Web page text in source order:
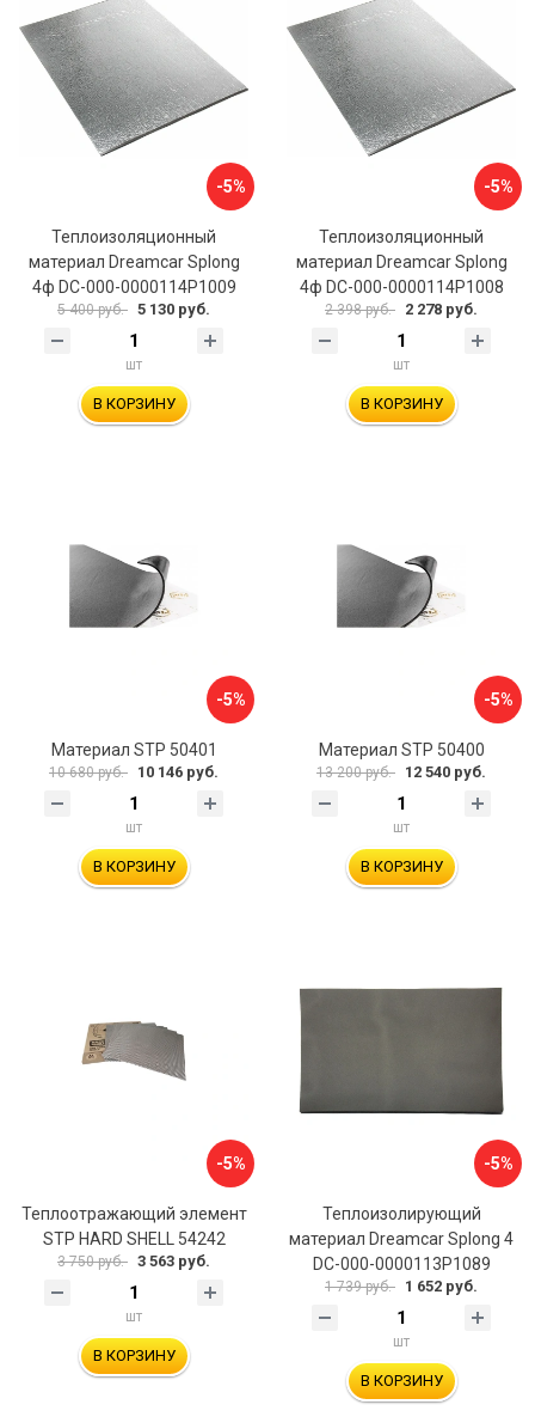
-5%
Теплоизоляционный
материал Dreamcar Splong
4ф DC-000-0000114P1009
5 400 руб. 5 130 руб.
шт
В КОРЗИНУ
-5%
Теплоизоляционный
материал Dreamcar Splong
4ф DC-000-0000114P1008
2 398 руб. 2 278 руб.
шт
В КОРЗИНУ
-5%
Материал STP 50401
10 680 руб. 10 146 руб.
шт
В КОРЗИНУ
-5%
Материал STP 50400
13 200 руб. 12 540 руб.
шт
В КОРЗИНУ
-5%
Теплоотражающий элемент
STP HARD SHELL 54242
3 750 руб. 3 563 руб.
шт
В КОРЗИНУ
-5%
Теплоизолирующий
материал Dreamcar Splong 4
DC-000-0000113P1089
1 739 руб. 1 652 руб.
шт
В КОРЗИНУ